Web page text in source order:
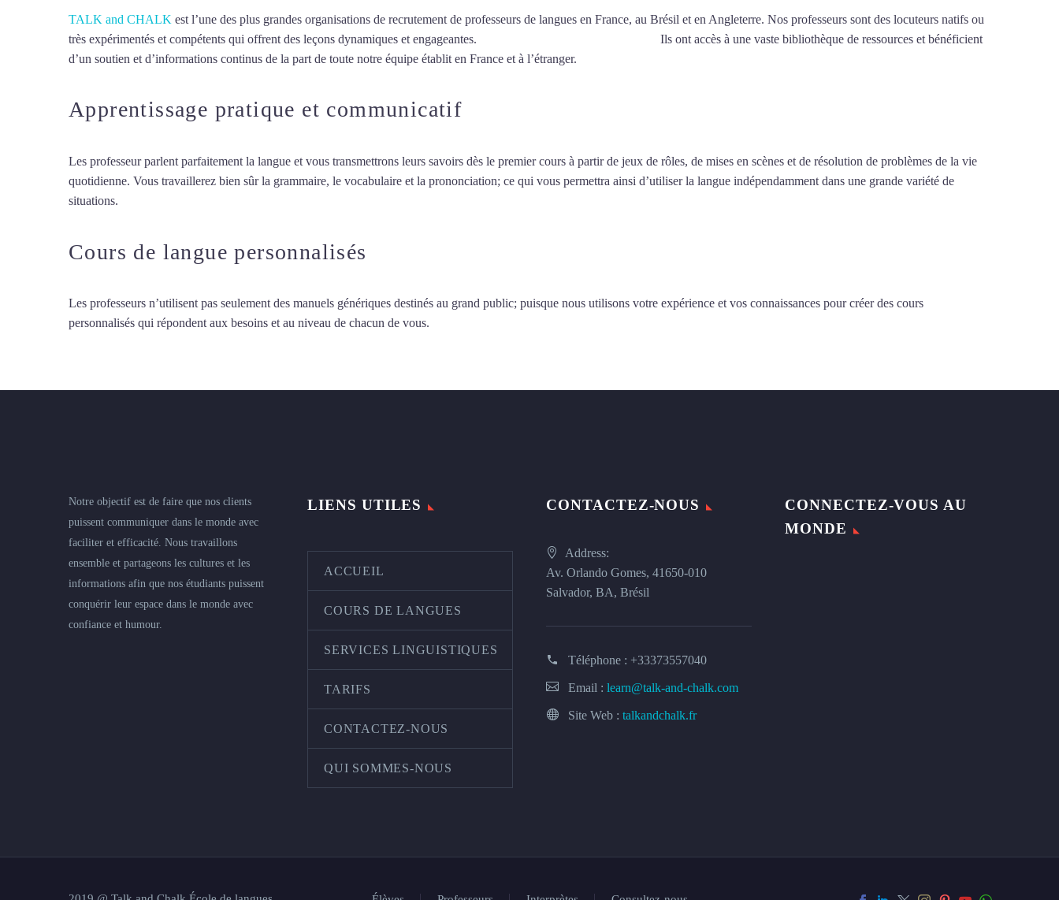
TALK and CHALK est l’une des plus grandes organisations de recrutement de professeurs de langues en France, au Brésil et en Angleterre. Nos professeurs sont des locuteurs natifs ou
très expérimentés et compétents qui offrent des leçons dynamiques et engageantes.
Ils ont accès à une vaste bibliothèque de ressources et bénéficient
d’un soutien et d’informations continus de la part de toute notre équipe établit en France et à l’étranger.
Apprentissage pratique et communicatif
Les professeur parlent parfaitement la langue et vous transmettrons leurs savoirs dès le premier cours à partir de jeux de rôles, de mises en scènes et de résolution de problèmes de la vie
quotidienne. Vous travaillerez bien sûr la grammaire, le vocabulaire et la prononciation; ce qui vous permettra ainsi d’utiliser la langue indépendamment dans une grande variété de
situations.
Cours de langue personnalisés
Les professeurs n’utilisent pas seulement des manuels génériques destinés au grand public; puisque nous utilisons votre expérience et vos connaissances pour créer des cours
personnalisés qui répondent aux besoins et au niveau de chacun de vous.
Notre objectif est de faire que nos clients
puissent communiquer dans le monde avec
faciliter et efficacité. Nous travaillons
ensemble et partageons les cultures et les
informations afin que nos étudiants puissent
conquérir leur espace dans le monde avec
confiance et humour.
LIENS UTILES
ACCUEIL
COURS DE LANGUES
SERVICES LINGUISTIQUES
TARIFS
CONTACTEZ-NOUS
QUI SOMMES-NOUS
CONTACTEZ-NOUS
Address:
Av. Orlando Gomes, 41650-010
Salvador, BA, Brésil
Téléphone : +33373557040
Email : learn@talk-and-chalk.com
Site Web : talkandchalk.fr
CONNECTEZ-VOUS AU
MONDE